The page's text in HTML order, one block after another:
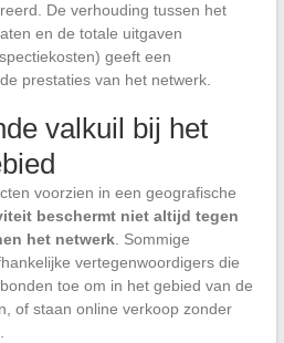
De verhouding tussen het
en de totale uitgaven
geeft een
prestaties van het netwerk.
valkuil bij het
voorzien in een geografische
beschermt niet altijd tegen
het netwerk. Sommige
vertegenwoordigers die
toe om in het gebied van de
of staan online verkoop zonder